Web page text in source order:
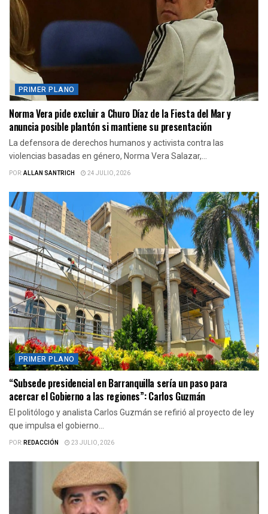
PRIMER PLANO
Norma Vera pide excluir a Churo Díaz de la Fiesta del Mar y
anuncia posible plantón si mantiene su presentación
La defensora de derechos humanos y activista contra las
violencias basadas en género, Norma Vera Salazar,...
POR:ALLAN SANTRICH 24 JULIO, 2026
PRIMER PLANO
“Subsede presidencial en Barranquilla sería un paso para
acercar el Gobierno a las regiones”: Carlos Guzmán
El politólogo y analista Carlos Guzmán se refirió al proyecto de ley
que impulsa el gobierno...
POR:REDACCIÓN 23 JULIO, 2026